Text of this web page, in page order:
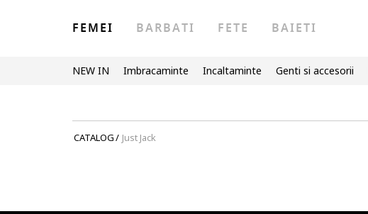
FEMEI BARBATI FETE BAIETI
NEW IN Imbracaminte Incaltaminte Genti si accesorii
CATALOG/ Just Jack